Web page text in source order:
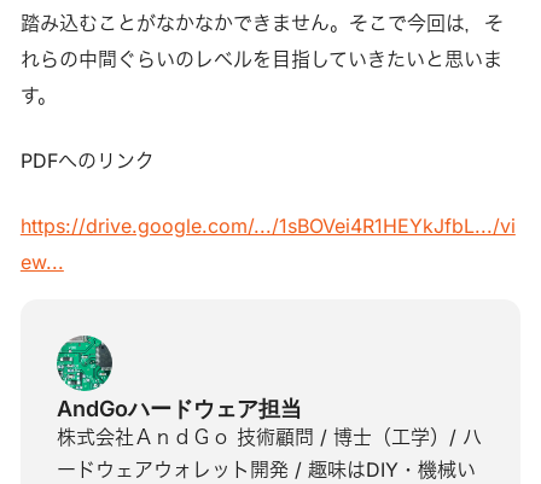
踏み込むことがなかなかできません。そこで今回は，そ
れらの中間ぐらいのレベルを目指していきたいと思いま
す。
PDFへのリンク
https://drive.google.com/.../1sBOVei4R1HEYkJfbL.../vi
ew...
AndGoハードウェア担当
株式会社ＡｎｄＧｏ 技術顧問 / 博士（工学）/ ハ
ードウェアウォレット開発 / 趣味はDIY・機械い